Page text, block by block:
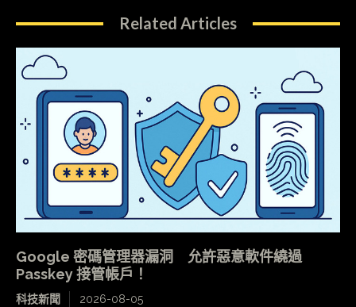
Related Articles
Google 密碼管理器漏洞 允許惡意軟件繞過
Passkey 接管帳戶！
科技新聞 2026-08-05